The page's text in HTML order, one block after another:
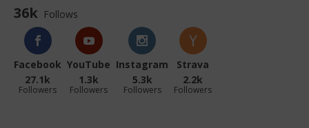
36k Follows
Facebook
27.1k
Followers
YouTube
1.3k
Followers
Instagram
5.3k
Followers
Strava
2.2k
Followers